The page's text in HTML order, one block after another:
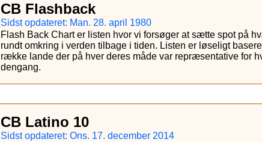
CB Flashback
Sidst opdateret: Man. 28. april 1980
Flash Back Chart er listen hvor vi forsøger at sætte spot på
rundt omkring i verden tilbage i tiden. Listen er løseligt
række lande der på hver deres måde var repræsentative for
dengang.
CB Latino 10
Sidst opdateret: Ons. 17. december 2014